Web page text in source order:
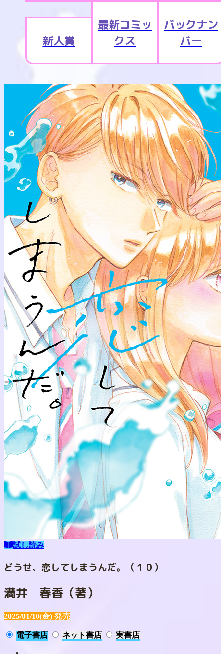
新人賞
最新コミッ
クス
バックナン
バー
試し読み
どうせ、恋してしまうんだ。（１０）
満井 春香（著）
2025/01/10(金) 発売
電子書店 ネット書店 実書店